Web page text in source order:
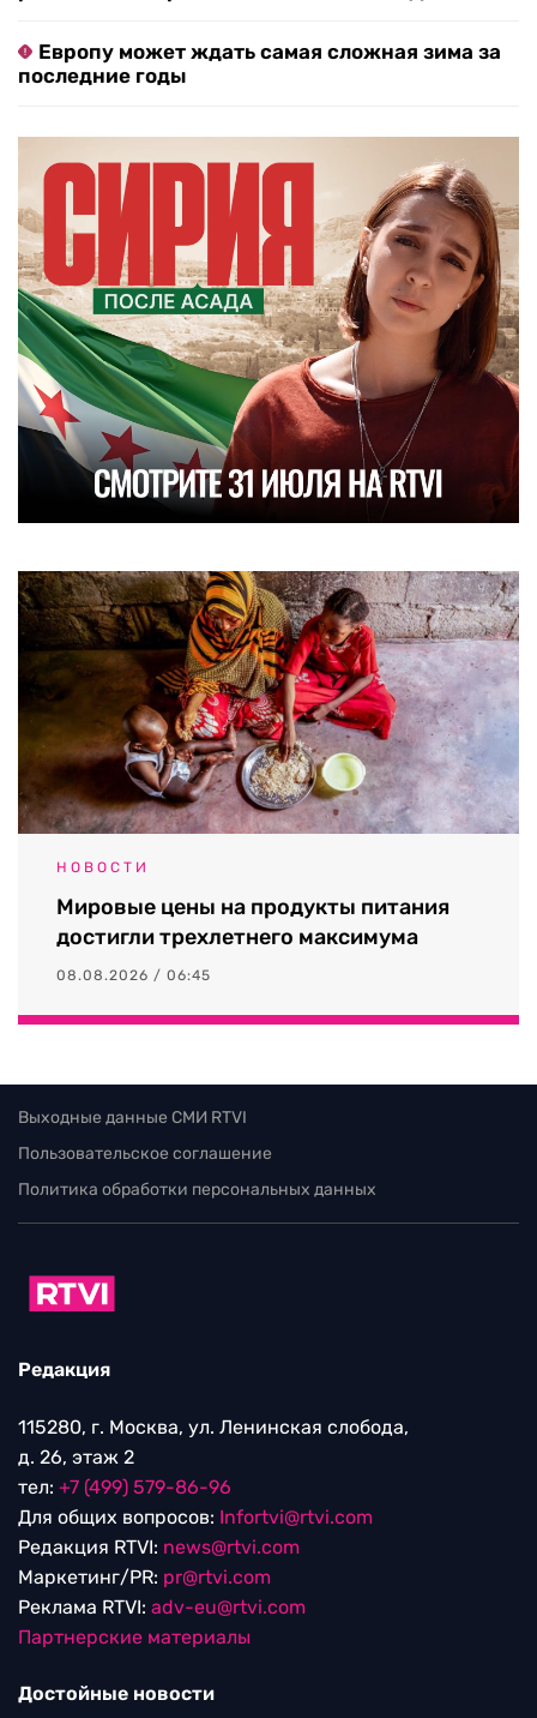
Европу может ждать самая сложная зима за
последние годы
НОВОСТИ
Мировые цены на продукты питания
достигли трехлетнего максимума
08.08.2026 / 06:45
Выходные данные СМИ RTVI
Пользовательское соглашение
Политика обработки персональных данных
Редакция
115280, г. Москва, ул. Ленинская слобода,
д. 26, этаж 2
тел: +7 (499) 579-86-96
Для общих вопросов: Infortvi@rtvi.com
Редакция RTVI: news@rtvi.com
Маркетинг/PR: pr@rtvi.com
Реклама RTVI: adv-eu@rtvi.com
Партнерские материалы
Достойные новости